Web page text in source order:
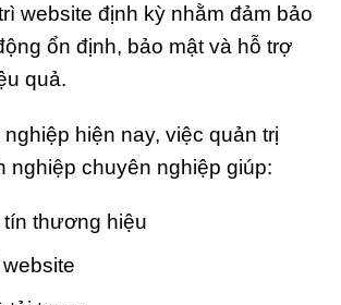
website định kỳ nhằm đảm bảo
ổn định, bảo mật và hỗ trợ
quả.
hiện nay, việc quản trị
nghiệp chuyên nghiệp giúp:
thương hiệu